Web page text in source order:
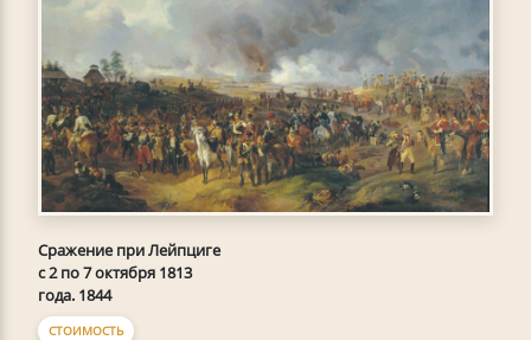
Сражение при Лейпциге
с 2 по 7 октября 1813
года. 1844
СТОИМОСТЬ